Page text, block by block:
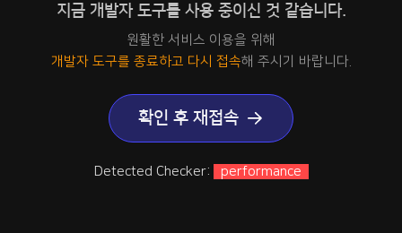
지금 개발자 도구를 사용 중이신 것 같습니다.
원활한 서비스 이용을 위해
개발자 도구를 종료하고 다시 접속해 주시기 바랍니다.
확인 후 재접속
Detected Checker: performance